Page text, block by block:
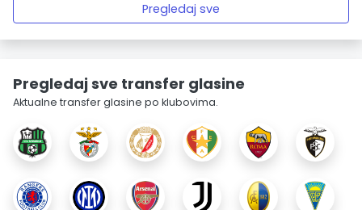
Pregledaj sve
Pregledaj sve transfer glasine
Aktualne transfer glasine po klubovima.